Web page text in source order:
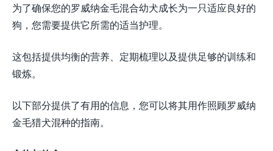
为了确保您的罗威纳金毛混合幼犬成长为一只适应良好的
狗，您需要提供它所需的适当护理。
这包括提供均衡的营养、定期梳理以及提供足够的训练和
锻炼。
以下部分提供了有用的信息，您可以将其用作照顾罗威纳
金毛猎犬混种的指南。